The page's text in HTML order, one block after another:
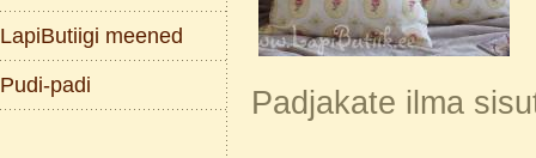
LapiButiigi meened
Pudi-padi Padjakate ilma